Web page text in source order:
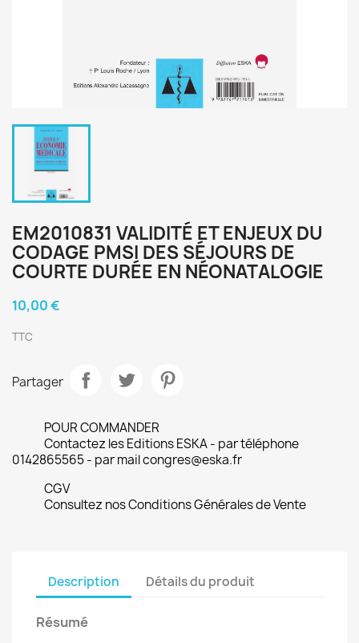
EM2010831 VALIDITÉ ET ENJEUX DU
CODAGE PMSI DES SÉJOURS DE
COURTE DURÉE EN NÉONATALOGIE
10,00 €
TTC
Partager
POUR COMMANDER
Contactez les Editions ESKA - par téléphone
0142865565 - par mail congres@eska.fr
CGV
Consultez nos Conditions Générales de Vente
Description Détails du produit
Résumé